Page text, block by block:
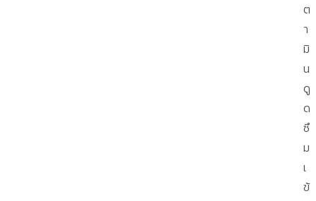
ต
า
มิ
น
ดู
ด
ซึ
ม
เ
ข้